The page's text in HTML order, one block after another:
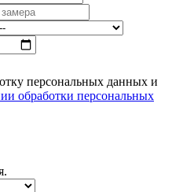
персональных данных и
обработки персональных